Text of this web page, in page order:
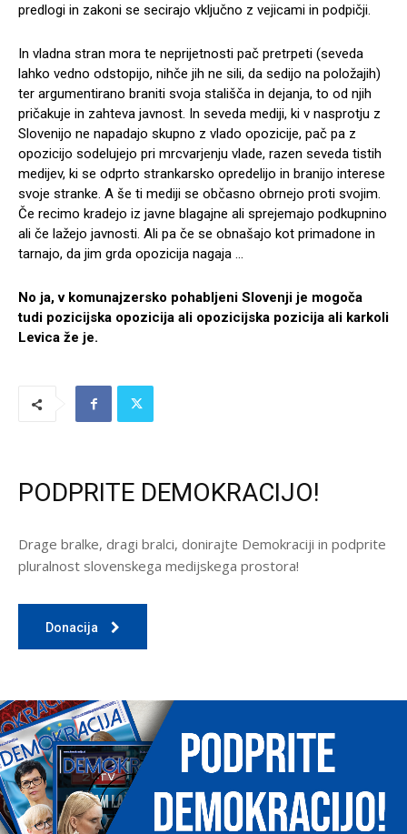
predlogi in zakoni se secirajo vključno z vejicami in podpičji.
In vladna stran mora te neprijetnosti pač pretrpeti (seveda
lahko vedno odstopijo, nihče jih ne sili, da sedijo na položajih)
ter argumentirano braniti svoja stališča in dejanja, to od njih
pričakuje in zahteva javnost. In seveda mediji, ki v nasprotju z
Slovenijo ne napadajo skupno z vlado opozicije, pač pa z
opozicijo sodelujejo pri mrcvarjenju vlade, razen seveda tistih
medijev, ki se odprto strankarsko opredelijo in branijo interese
svoje stranke. A še ti mediji se občasno obrnejo proti svojim.
Če recimo kradejo iz javne blagajne ali sprejemajo podkupnino
ali če lažejo javnosti. Ali pa če se obnašajo kot primadone in
tarnajo, da jim grda opozicija nagaja …
No ja, v komunajzersko pohabljeni Slovenji je mogoča
tudi pozicijska opozicija ali opozicijska pozicija ali karkoli
Levica že je.
PODPRITE DEMOKRACIJO!
Drage bralke, dragi bralci, donirajte Demokraciji in podprite
pluralnost slovenskega medijskega prostora!
Donacija